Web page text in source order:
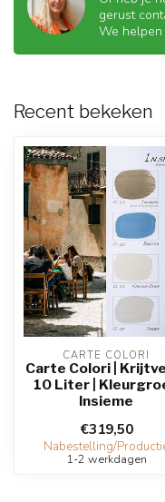
gerust
We
Recent bekeken
CARTE COLORI
Carte Colori |
10 Liter |
Insieme
€319,50
Nabestelling/
1-2 werkdagen